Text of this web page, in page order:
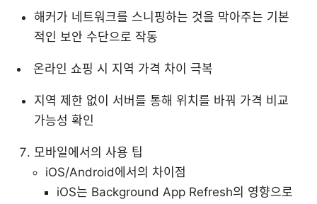
해커가 네트워크를 스니핑하는 것을 막아주는 기본
적인 보안 수단으로 작동
온라인 쇼핑 시 지역 가격 차이 극복
지역 제한 없이 서버를 통해 위치를 바꿔 가격 비교
가능성 확인
모바일에서의 사용 팁
iOS/Android에서의 차이점
iOS는 Background App Refresh의 영향으로